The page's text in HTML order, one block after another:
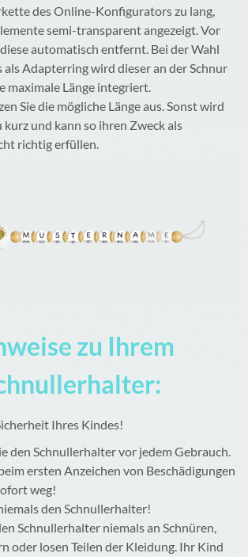
des Online-Konfigurators zu lang,
semi-transparent angezeigt. Vor
automatisch entfernt. Bei der Wahl
als Adapterring wird dieser an der Schnur
maximale Länge integriert.
Sie die mögliche Länge aus. Sonst wird
und kann so ihren Zweck als
richtig erfüllen.
zu Ihrem
Ihres Kindes!
den Schnullerhalter vor jedem Gebrauch.
ersten Anzeichen von Beschädigungen
weg!
den Schnullerhalter!
Schnullerhalter niemals an Schnüren,
oder losen Teilen der Kleidung. Ihr Kind